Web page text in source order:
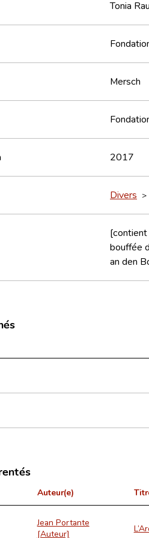
Tonia
Mersch
2017
Divers >
[contient
bouffée
an den
Auteur(e)
Jean Portante
[Auteur]